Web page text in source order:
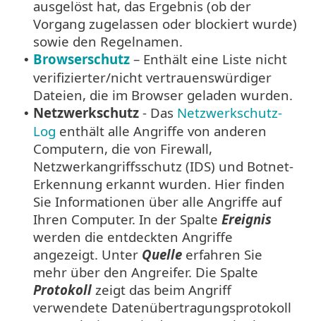
ausgelöst hat, das Ergebnis (ob der
Vorgang zugelassen oder blockiert wurde)
sowie den Regelnamen.
• Browserschutz – Enthält eine Liste nicht
verifizierter/nicht vertrauenswürdiger
Dateien, die im Browser geladen wurden.
• Netzwerkschutz - Das Netzwerkschutz-
Log enthält alle Angriffe von anderen
Computern, die von Firewall,
Netzwerkangriffsschutz (IDS) und Botnet-
Erkennung erkannt wurden. Hier finden
Sie Informationen über alle Angriffe auf
Ihren Computer. In der Spalte Ereignis
werden die entdeckten Angriffe
angezeigt. Unter Quelle erfahren Sie
mehr über den Angreifer. Die Spalte
Protokoll zeigt das beim Angriff
verwendete Datenübertragungsprotokoll